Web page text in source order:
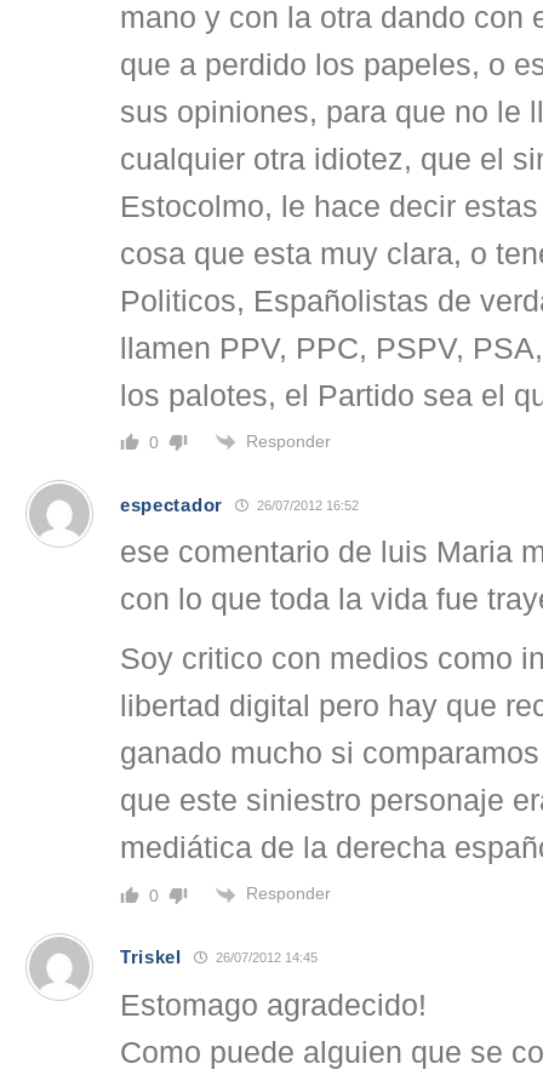
mano y con la otra dando con
que a perdido los papeles, o
sus opiniones, para que no le
cualquier otra idiotez, que el
Estocolmo, le hace decir
cosa que esta muy clara, o
Politicos, Españolistas de
llamen PPV, PPC, PSPV,
los palotes, el Partido sea el
0 Responder
espectador 26/07/2012 16:52
ese comentario de luis Maria
con lo que toda la vida fue
Soy critico con medios como
libertad digital pero hay que
ganado mucho si
que este siniestro personaje
mediática de la derecha
0 Responder
Triskel 26/07/2012 14:45
Estomago agradecido!
Como puede alguien que se